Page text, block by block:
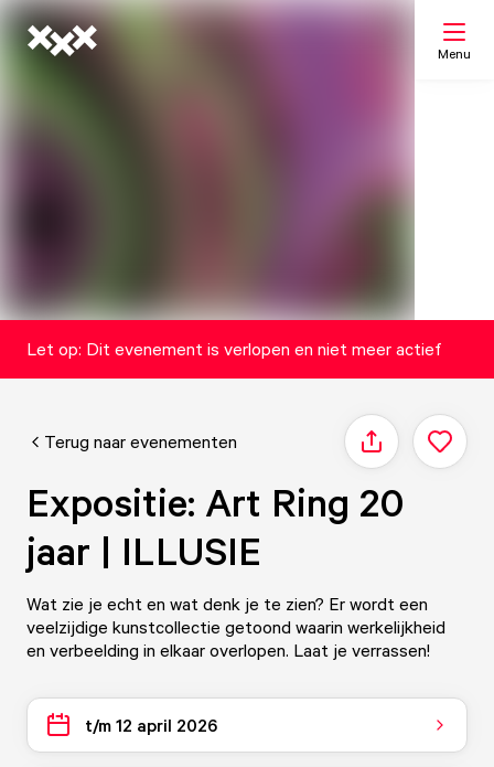
Menu
Let op: Dit evenement is verlopen en niet meer actief
Terug naar evenementen Delen
Expositie: Art Ring 20
jaar | ILLUSIE
Wat zie je echt en wat denk je te zien? Er wordt een
veelzijdige kunstcollectie getoond waarin werkelijkheid
en verbeelding in elkaar overlopen. Laat je verrassen!
t/m 12 april 2026